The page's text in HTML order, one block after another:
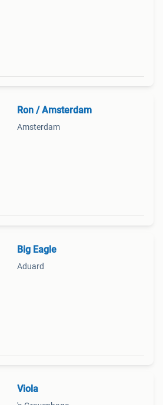
Ron / Amsterdam
Amsterdam
Big Eagle
Aduard
Viola